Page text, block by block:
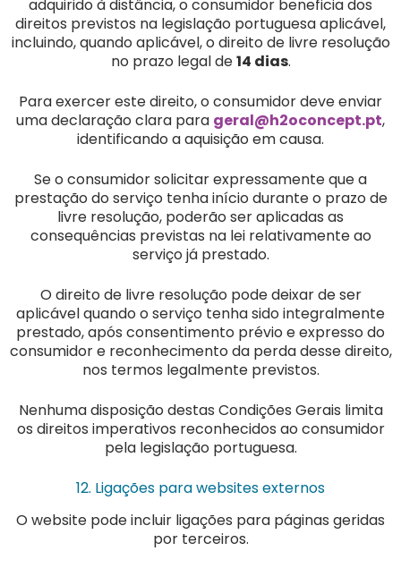
adquirido à distância, o consumidor beneficia dos
direitos previstos na legislação portuguesa aplicável,
incluindo, quando aplicável, o direito de livre resolução
no prazo legal de14 dias.
Para exercer este direito, o consumidor deve enviar
uma declaração clara para geral@h2oconcept.pt,
identificando a aquisição em causa.
Se o consumidor solicitar expressamente que a
prestação do serviço tenha início durante o prazo de
livre resolução, poderão ser aplicadas as
consequências previstas na lei relativamente ao
serviço já prestado.
O direito de livre resolução pode deixar de ser
aplicável quando o serviço tenha sido integralmente
prestado, após consentimento prévio e expresso do
consumidor e reconhecimento da perda desse direito,
nos termos legalmente previstos.
Nenhuma disposição destas Condições Gerais limita
os direitos imperativos reconhecidos ao consumidor
pela legislação portuguesa.
12. Ligações para websites externos
O website pode incluir ligações para páginas geridas
por terceiros.